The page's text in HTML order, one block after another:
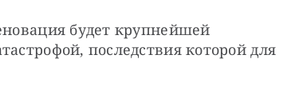
будет крупнейшей
последствия которой для